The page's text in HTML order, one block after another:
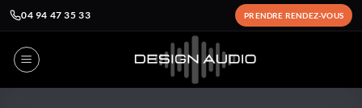
04 94 47 35 33 PRENDRE RENDEZ-VOUS